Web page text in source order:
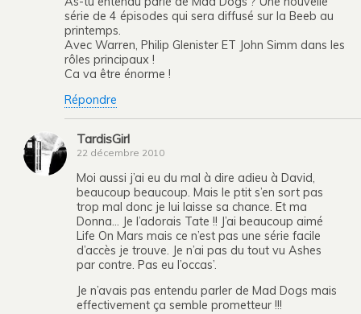
série de 4 épisodes qui sera diffusé sur la Beeb au
printemps.
Avec Warren, Philip Glenister ET John Simm dans les
rôles principaux !
Ca va être énorme !
Répondre
TardisGirl
22 décembre 2010
Moi aussi j’ai eu du mal à dire adieu à David,
beaucoup beaucoup. Mais le ptit s’en sort pas
trop mal donc je lui laisse sa chance. Et ma
Donna… Je l’adorais Tate !! J’ai beaucoup aimé
Life On Mars mais ce n’est pas une série facile
d’accès je trouve. Je n’ai pas du tout vu Ashes
par contre. Pas eu l’occas’.
Je n’avais pas entendu parler de Mad Dogs mais
effectivement ça semble prometteur !!!